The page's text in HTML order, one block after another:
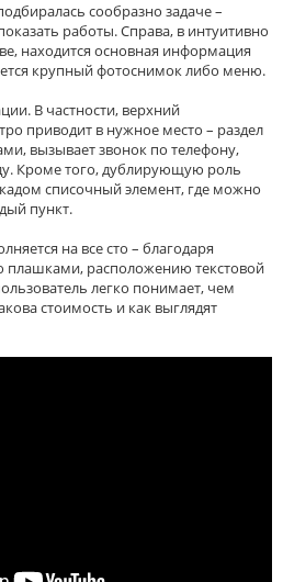
сообразно задаче –
работы. Справа, в интуитивно
находится основная информация
крупный фотоснимок либо меню.
В частности, верхний
приводит в нужное место – раздел
вызывает звонок по телефону,
Кроме того, дублирующую роль
списочный элемент, где можно
пункт.
на все сто – благодаря
плашками, расположению текстовой
легко понимает, чем
стоимость и как выглядят